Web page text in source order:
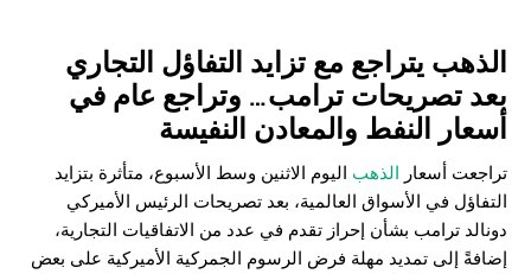
الذهب يتراجع مع تزايد التفاؤل التجاري
بعد تصريحات ترامب… وتراجع عام في
أسعار النفط والمعادن النفيسة
تراجعت أسعار الذهب اليوم الاثنين وسط الأسبوع، متأثرة بتزايد
التفاؤل في الأسواق العالمية، بعد تصريحات الرئيس الأميركي
دونالد ترامب بشأن إحراز تقدم في عدد من الاتفاقيات التجارية،
إضافةً إلى تمديد مهلة فرض الرسوم الجمركية الأميركية على بعض